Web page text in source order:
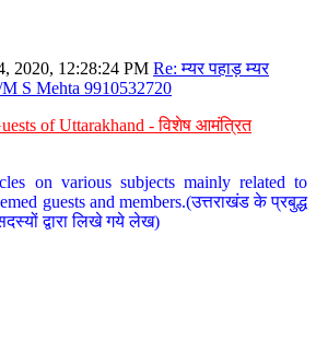
2020, 12:28:24 PM Re: म्यर पहाड़ म्यर
S Mehta 9910532720
of Uttarakhand - विशेष आमंत्रित
on various subjects mainly related to
guests and members.(उत्तराखंड के प्रबुद्ध
द्वारा लिखे गये लेख)